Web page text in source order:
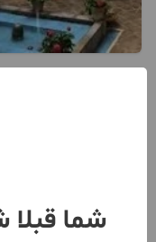
شما